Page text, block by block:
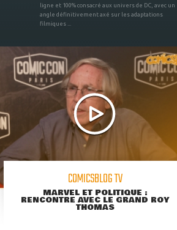
ligne et 100% consacré aux univers de DC, avec un
angle définitivement axé sur les adaptations
filmiques ...
COMICSBLOG TV
MARVEL ET POLITIQUE :
RENCONTRE AVEC LE GRAND ROY
THOMAS